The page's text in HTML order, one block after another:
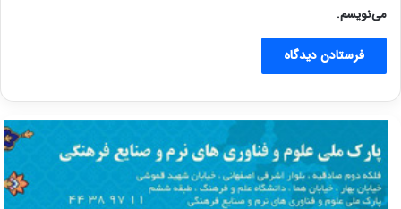
می‌نویسم.